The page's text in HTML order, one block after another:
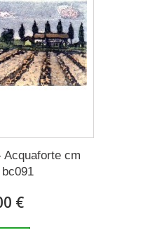
Acquaforte cm
€